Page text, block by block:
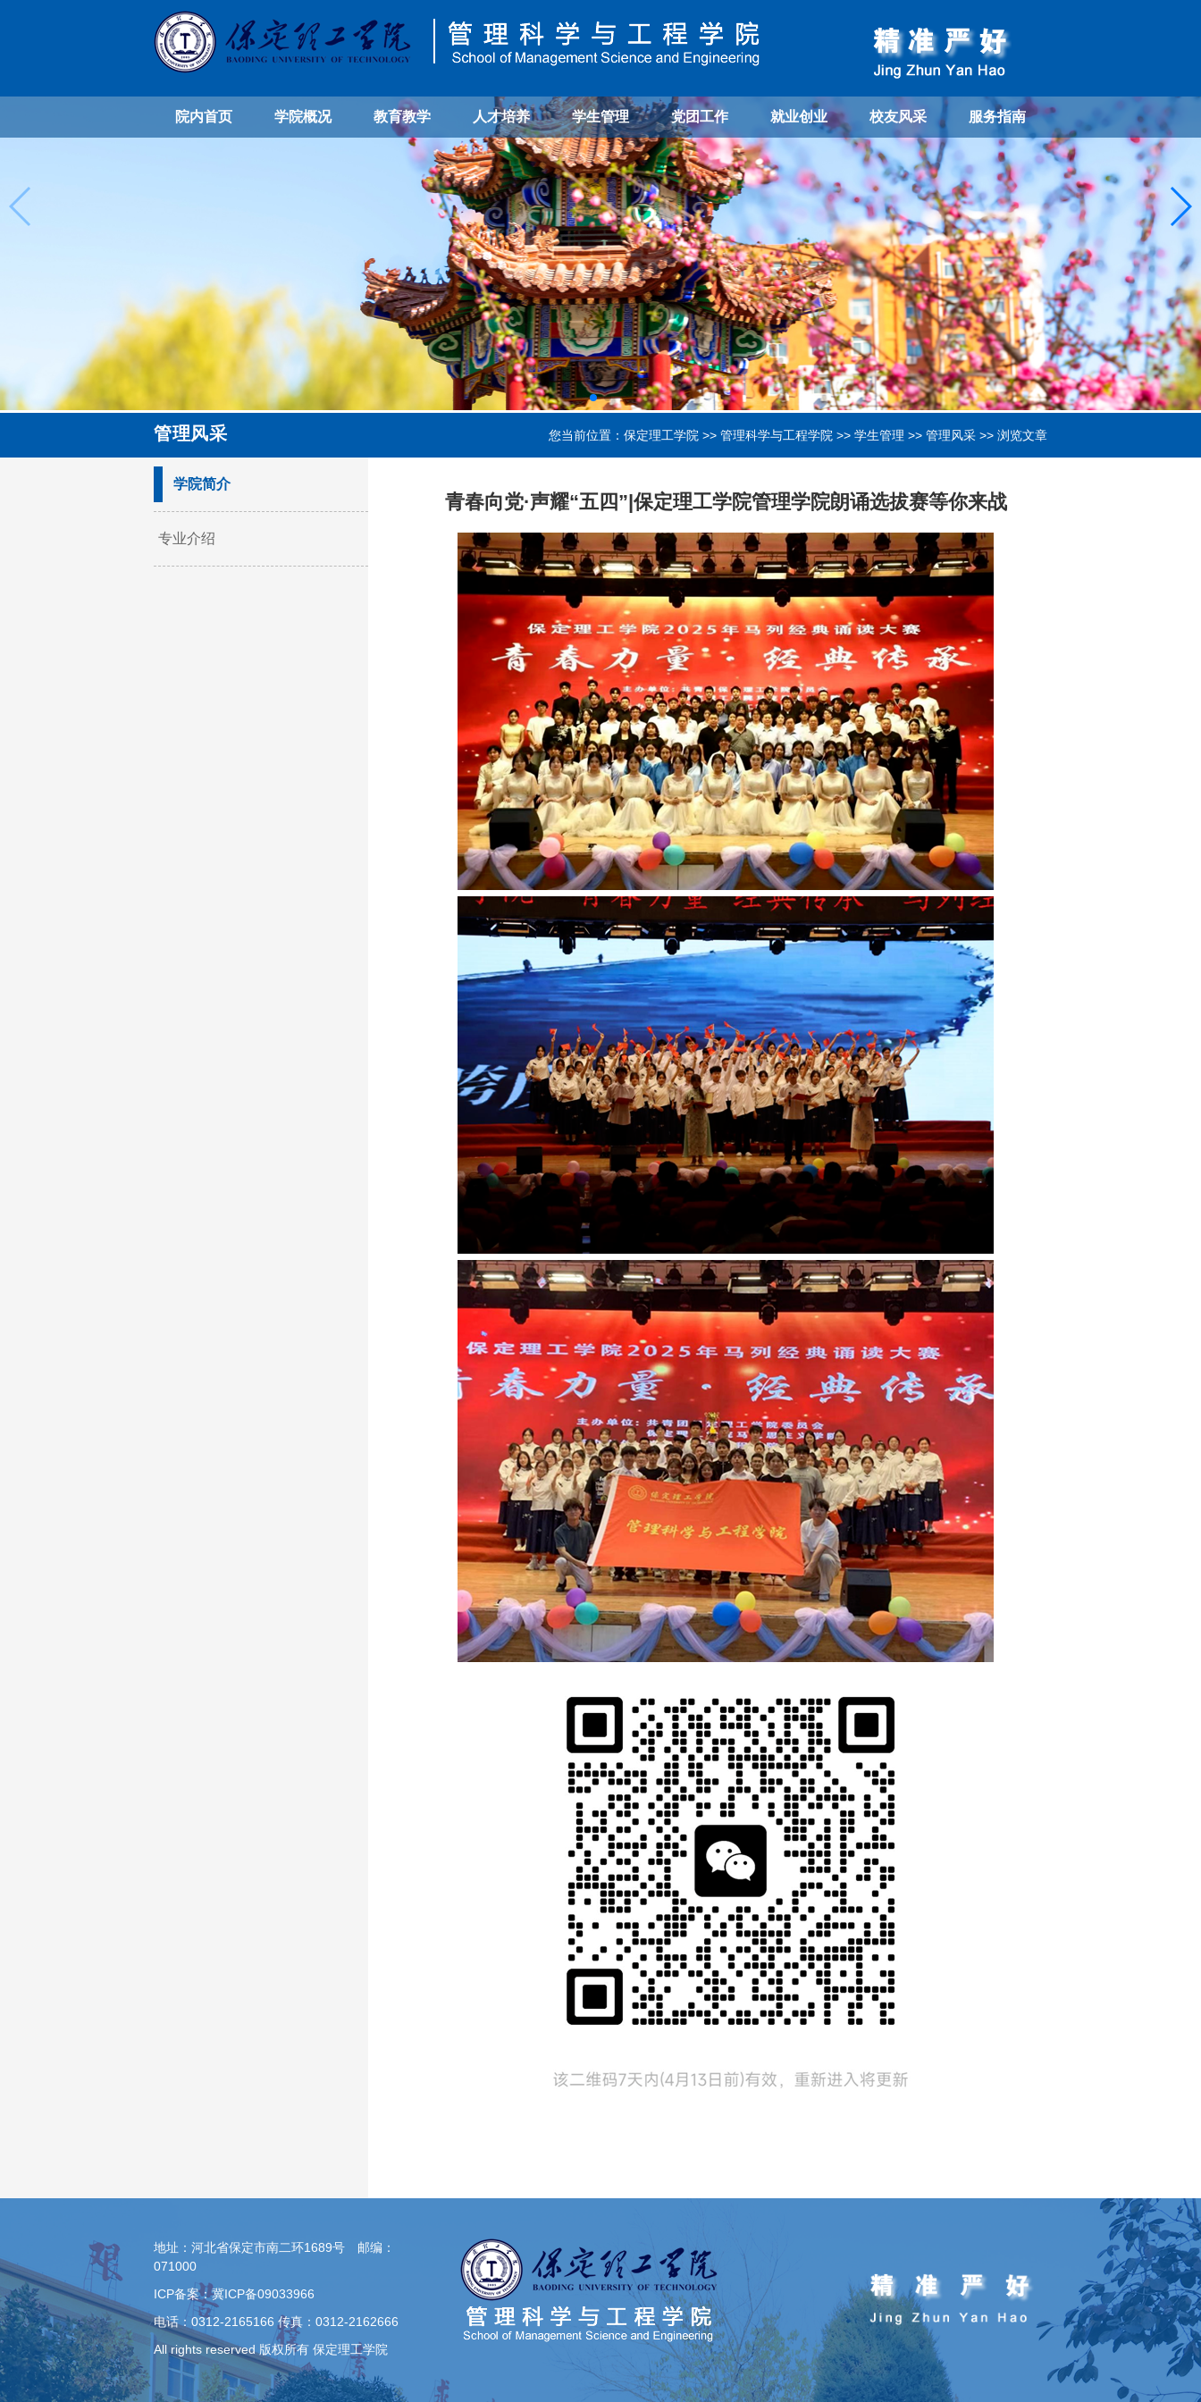
院内首页 学院概况 教育教学 人才培养 学生管理 党团工作 就业创业 校友风采 服务指南
您当前位置： 保定理工学院 >> 管理科学与工程学院 >> 学生管理 >> 管理风采 >> 浏览文章
管理风采
学院简介
专业介绍
青春向党·声耀“五四”|保定理工学院管理学院朗诵选拔赛等你来战
地址：河北省保定市南二环1689号 邮编：
071000
ICP备案：冀ICP备09033966
电话：0312-2165166 传真：0312-2162666
All rights reserved 版权所有 保定理工学院